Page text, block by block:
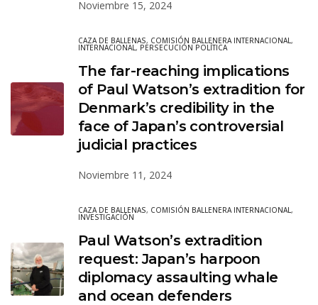
Noviembre 15, 2024
CAZA DE BALLENAS, COMISIÓN BALLENERA INTERNACIONAL,
INTERNACIONAL, PERSECUCIÓN POLÍTICA
The far-reaching implications
of Paul Watson’s extradition for
Denmark’s credibility in the
face of Japan’s controversial
judicial practices
Noviembre 11, 2024
CAZA DE BALLENAS, COMISIÓN BALLENERA INTERNACIONAL,
INVESTIGACIÓN
Paul Watson’s extradition
request: Japan’s harpoon
diplomacy assaulting whale
and ocean defenders